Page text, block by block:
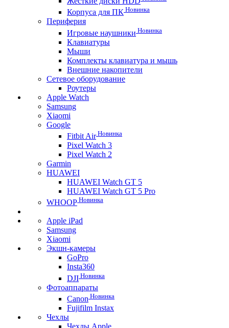
Корпуса для ПК Новинка
Периферия
Игровые наушники Новинка
Клавиатуры
Мыши
Комплекты клавиатура и мышь
Внешние накопители
Сетевое оборудование
Роутеры
Apple Watch
Samsung
Xiaomi
Google
Fitbit AirНовинка
Pixel Watch 3
Pixel Watch 2
Garmin
HUAWEI
HUAWEI Watch GT 5
HUAWEI Watch GT 5 Pro
WHOOP Новинка
Apple iPad
Samsung
Xiaomi
Экшн-камеры
GoPro
Insta360
DJI Новинка
Фотоаппараты
Canon Новинка
Fujifilm Instax
Чехлы
Чехлы Apple